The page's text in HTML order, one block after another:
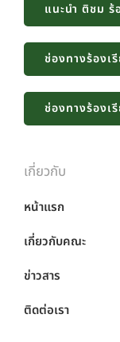
แนะนำ ติชม ร้
ช่องทางร้องเ
ช่องทางร้องเ
เกี่ยวกับ
หน้าแรก
เกี่ยวกับคณะ
ข่าวสาร
ติดต่อเรา